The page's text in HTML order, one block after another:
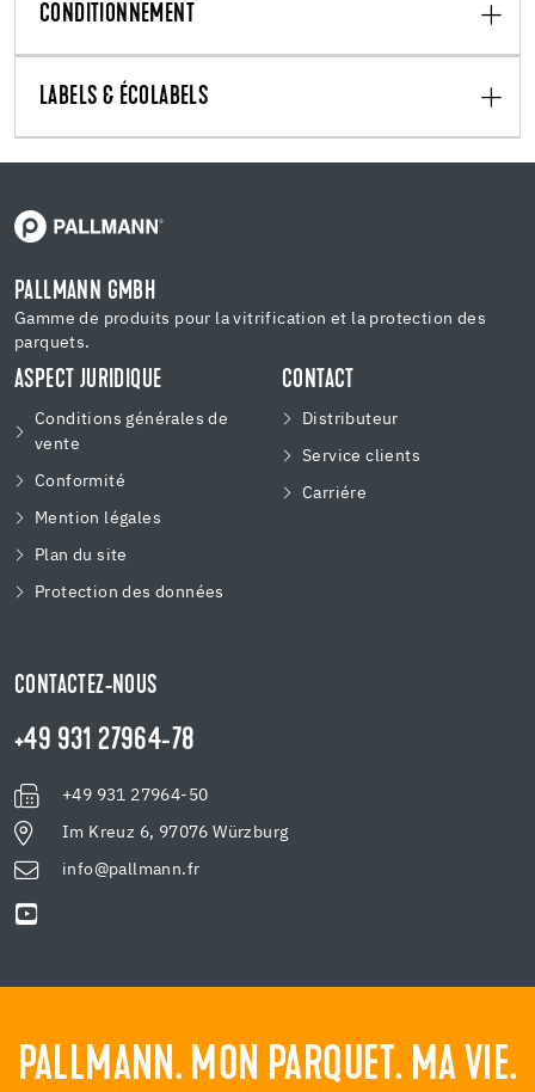
CONDITIONNEMENT
LABELS & ÉCOLABELS
PALLMANN GMBH
Gamme de produits pour la vitrification et la protection des
parquets.
ASPECT JURIDIQUE
Conditions générales de
vente
Conformité
Mention légales
Plan du site
Protection des données
CONTACT
Distributeur
Service clients
Carriére
CONTACTEZ-NOUS
+49 931 27964-78
+49 931 27964-50
Im Kreuz 6, 97076 Würzburg
info@pallmann.fr
PALLMANN. MON PARQUET. MA VIE.